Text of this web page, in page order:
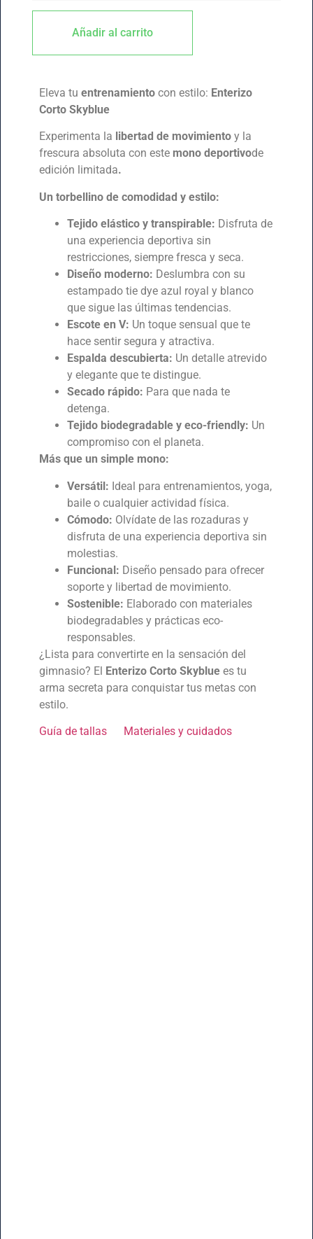
Añadir al carrito
Eleva tu entrenamiento con estilo: Enterizo
Corto Skyblue
Experimenta la libertad de movimiento y la
frescura absoluta con este mono deportivode
edición limitada.
Un torbellino de comodidad y estilo:
Tejido elástico y transpirable: Disfruta de
una experiencia deportiva sin
restricciones, siempre fresca y seca.
Diseño moderno: Deslumbra con su
estampado tie dye azul royal y blanco
que sigue las últimas tendencias.
Escote en V: Un toque sensual que te
hace sentir segura y atractiva.
Espalda descubierta: Un detalle atrevido
y elegante que te distingue.
Secado rápido: Para que nada te
detenga.
Tejido biodegradable y eco-friendly: Un
compromiso con el planeta.
Más que un simple mono:
Versátil: Ideal para entrenamientos, yoga,
baile o cualquier actividad física.
Cómodo: Olvídate de las rozaduras y
disfruta de una experiencia deportiva sin
molestias.
Funcional: Diseño pensado para ofrecer
soporte y libertad de movimiento.
Sostenible: Elaborado con materiales
biodegradables y prácticas eco-
responsables.
¿Lista para convertirte en la sensación del
gimnasio? El Enterizo Corto Skybluees tu
arma secreta para conquistar tus metas con
estilo.
Guía de tallas Materiales y cuidados